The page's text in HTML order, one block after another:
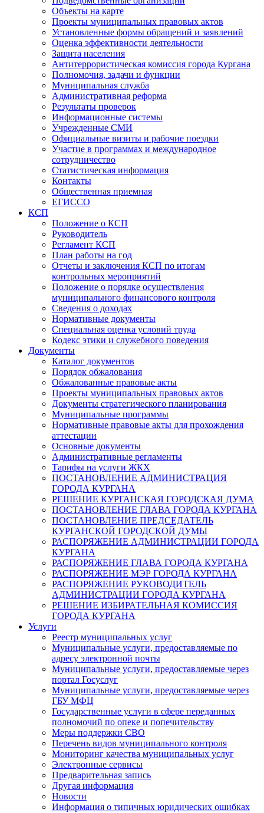
Объекты на карте
Проекты муниципальных правовых актов
Установленные формы обращений и заявлений
Оценка эффективности деятельности
Защита населения
Антитеррористическая комиссия города Кургана
Полномочия, задачи и функции
Муниципальная служба
Административная реформа
Результаты проверок
Информационные системы
Учрежденные СМИ
Официальные визиты и рабочие поездки
Участие в программах и международное
сотрудничество
Статистическая информация
Контакты
Общественная приемная
ЕГИССО
КСП
Положение о КСП
Руководитель
Регламент КСП
План работы на год
Отчеты и заключения КСП по итогам
контрольных мероприятий
Положение о порядке осуществления
муниципального финансового контроля
Сведения о доходах
Нормативные документы
Специальная оценка условий труда
Кодекс этики и служебного поведения
Документы
Каталог документов
Порядок обжалования
Обжалованные правовые акты
Проекты муниципальных правовых актов
Документы стратегического планирования
Муниципальные программы
Нормативные правовые акты для прохождения
аттестации
Основные документы
Административные регламенты
Тарифы на услуги ЖКХ
ПОСТАНОВЛЕНИЕ АДМИНИСТРАЦИЯ
ГОРОДА КУРГАНА
РЕШЕНИЕ КУРГАНСКАЯ ГОРОДСКАЯ ДУМА
ПОСТАНОВЛЕНИЕ ГЛАВА ГОРОДА КУРГАНА
ПОСТАНОВЛЕНИЕ ПРЕДСЕДАТЕЛЬ
КУРГАНСКОЙ ГОРОДСКОЙ ДУМЫ
РАСПОРЯЖЕНИЕ АДМИНИСТРАЦИИ ГОРОДА
КУРГАНА
РАСПОРЯЖЕНИЕ ГЛАВА ГОРОДА КУРГАНА
РАСПОРЯЖЕНИЕ МЭР ГОРОДА КУРГАНА
РАСПОРЯЖЕНИЕ РУКОВОДИТЕЛЬ
АДМИНИСТРАЦИИ ГОРОДА КУРГАНА
РЕШЕНИЕ ИЗБИРАТЕЛЬНАЯ КОМИССИЯ
ГОРОДА КУРГАНА
Услуги
Реестр муниципальных услуг
Муниципальные услуги, предоставляемые по
адресу электронной почты
Муниципальные услуги, предоставляемые через
портал Госуслуг
Муниципальные услуги, предоставляемые через
ГБУ МФЦ
Государственные услуги в сфере переданных
полномочий по опеке и попечительству
Меры поддержки СВО
Перечень видов муниципального контроля
Мониторинг качества муниципальных услуг
Электронные сервисы
Предварительная запись
Другая информация
Новости
Информация о типичных юридических ошибках